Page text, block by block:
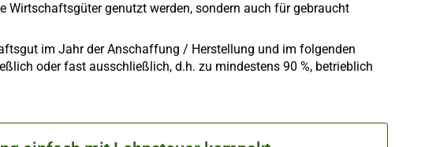
genutzt werden, sondern auch für gebraucht
im Jahr der Anschaffung / Herstellung und im folgenden
oder fast ausschließlich, d.h. zu mindestens 90 %, betrieblich